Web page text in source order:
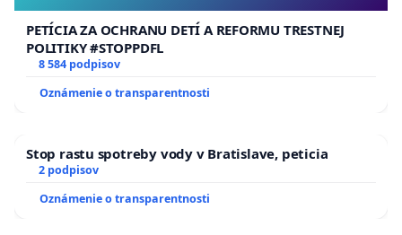
PETÍCIA ZA OCHRANU DETÍ A REFORMU TRESTNEJ
POLITIKY #STOPPDFL
8 584 podpisov
Oznámenie o transparentnosti
Stop rastu spotreby vody v Bratislave, peticia
2 podpisov
Oznámenie o transparentnosti